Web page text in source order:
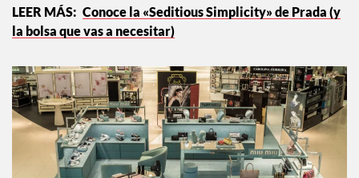
Conoce la «Seditious Simplicity» de Prada (y
la bolsa que vas a necesitar)